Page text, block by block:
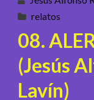
relatos
08.
(Jesús
Lavín)